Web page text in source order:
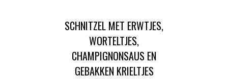
SCHNITZEL MET ERWTJES,
WORTELTJES,
CHAMPIGNONSAUS EN
GEBAKKEN KRIELTJES